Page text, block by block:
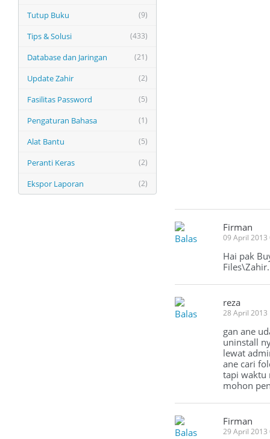
(9)
Tutup Buku
(433)
Tips & Solusi
(21)
Database dan Jaringan
(2)
Update Zahir
(5)
Fasilitas Password
(1)
Pengaturan Bahasa
(5)
Alat Bantu
(2)
Peranti Keras
(2)
Ekspor Laporan
Balas
Firman
09 April 2013
Hai pak
Balas
reza
28 April 2013
gan ane
uninstall
lewat
ane cari
tapi waktu
mohon
Balas
Firman
29 April 2013